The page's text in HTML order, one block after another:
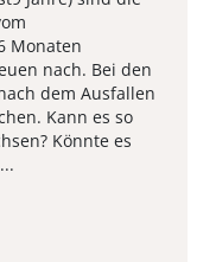
Monaten
nach. Bei den
dem Ausfallen
Kann es so
Könnte es